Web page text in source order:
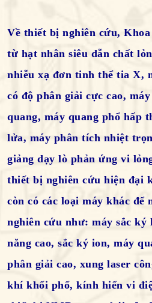
Về thiết bị nghiên cứu,
từ hạt nhân siêu dẫn chất
nhiễu xạ đơn tinh thể tia X,
có độ phân giải cực cao,
quang, máy quang phổ hấp
lửa, máy phân tích nhiệt
giảng dạy lò phản ứng vi
thiết bị nghiên cứu hiện đại
còn có các loại máy khác để
nghiên cứu như: máy sắc ký
năng cao, sắc ký ion, máy
phân giải cao, xung laser
khí khối phổ, kính hiển vi